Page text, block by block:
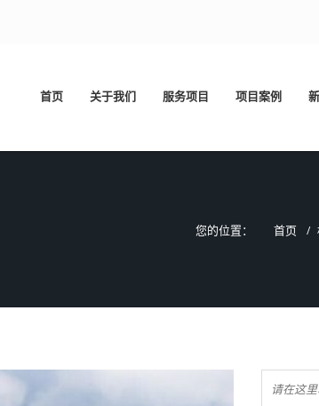
首页 关于我们 服务项目 项目案例
您的位置： 首页